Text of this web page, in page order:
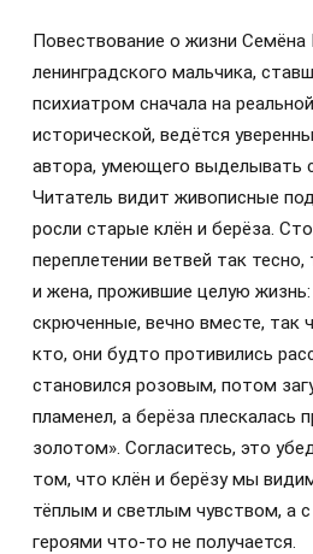
Повествование о жизни Семёна
ленинградского мальчика,
психиатром сначала на
исторической, ведётся
автора, умеющего выделывать
Читатель видит живописные
росли старые клён и берёза.
переплетении ветвей так
и жена, прожившие целую
скрюченные, вечно вместе, так
кто, они будто противились
становился розовым, потом
пламенел, а берёза плескалась
золотом». Согласитесь, это
том, что клён и берёзу мы
тёплым и светлым чувством, а
героями что-то не получается.